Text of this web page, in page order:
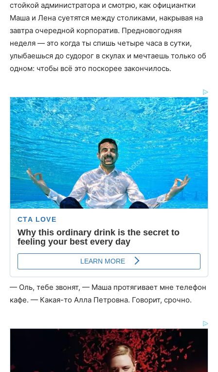
стойкой администратора и смотрю, как официантки
Маша и Лена суетятся между столиками, накрывая на
завтра очередной корпоратив. Предновогодняя
неделя — это когда ты спишь четыре часа в сутки,
улыбаешься до судорог в скулах и мечтаешь только об
одном: чтобы всё это поскорее закончилось.
— Оль, тебе звонят, — Маша протягивает мне телефон
кафе. — Какая-то Алла Петровна. Говорит, срочно.